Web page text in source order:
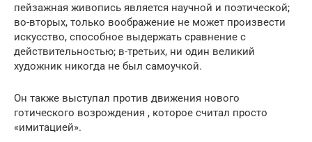
пейзажная живопись является научной и поэтической;
во-вторых, только воображение не может произвести
искусство, способное выдержать сравнение с
действительностью; в-третьих, ни один великий
художник никогда не был самоучкой.
Он также выступал против движения нового
готического возрождения , которое считал просто
«имитацией».